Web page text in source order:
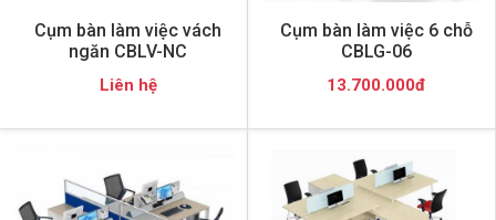
Cụm bàn làm việc vách
ngăn CBLV-NC
Liên hệ
Cụm bàn làm việc 6 chỗ
CBLG-06
13.700.000đ